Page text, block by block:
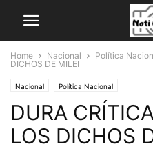
Home Nacional Política
DICHOS DE MILEI
Nacional Política Nacional
DURA
LOS DICHOS